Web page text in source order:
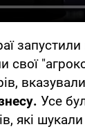
вказували
Усе
які шукали